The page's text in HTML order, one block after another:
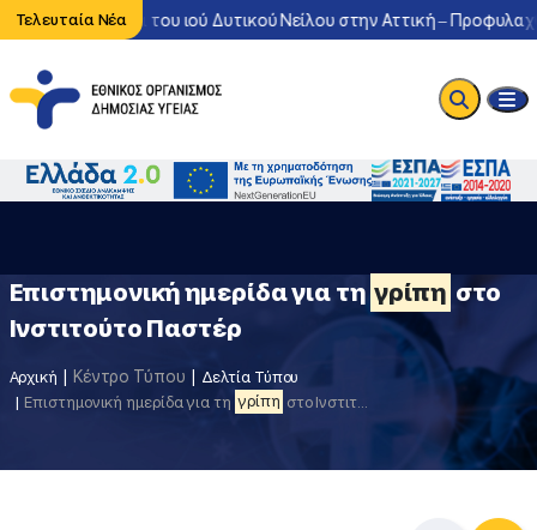
Τελευταία Νέα
κυκλοφορία του ιού Δυτικού Νείλου στην Αττική –
Επιστημονική ημερίδα για τη γρίπη στο
Ινστιτούτο Παστέρ
Αρχική Κέντρο Τύπου
Δελτία Τύπου
Επιστημονική ημερίδα για τη γρίπη στο Ινστιτούτο Παστέρ